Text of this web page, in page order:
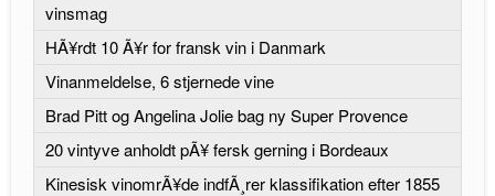
vinsmag
HÃ¥rdt 10 Ã¥r for fransk vin i Danmark
Vinanmeldelse, 6 stjernede vine
Brad Pitt og Angelina Jolie bag ny Super Provence
20 vintyve anholdt pÃ¥ fersk gerning i Bordeaux
Kinesisk vinomrÃ¥de indfÃ¸rer klassifikation efter 1855